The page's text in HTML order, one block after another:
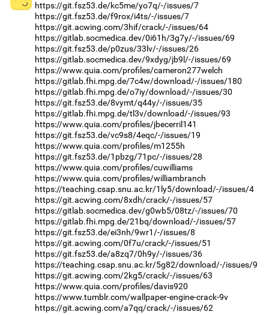
https://git.fsz53.de/kc5me/yo7q/-/issues/7
https://git.fsz53.de/f9rox/i4ts/-/issues/7
https://git.acwing.com/3hif/crack/-/issues/64
https://gitlab.socmedica.dev/0i61h/3g7y/-/issues/69
https://git.fsz53.de/p0zus/33lv/-/issues/26
https://gitlab.socmedica.dev/9xdyg/jb9l/-/issues/69
https://www.quia.com/profiles/cameron277welch
https://gitlab.fhi.mpg.de/7c4w/download/-/issues/180
https://gitlab.fhi.mpg.de/o7iy/download/-/issues/30
https://git.fsz53.de/8vymt/q44y/-/issues/35
https://gitlab.fhi.mpg.de/tl3v/download/-/issues/93
https://www.quia.com/profiles/jbecerril141
https://git.fsz53.de/vc9s8/4eqc/-/issues/19
https://www.quia.com/profiles/m1255h
https://git.fsz53.de/1pbzg/71pc/-/issues/28
https://www.quia.com/profiles/cuwilliams
https://www.quia.com/profiles/williambranch
https://teaching.csap.snu.ac.kr/1ly5/download/-/issues/4
https://git.acwing.com/8xdh/crack/-/issues/57
https://gitlab.socmedica.dev/g0wb5/08tz/-/issues/70
https://gitlab.fhi.mpg.de/21bq/download/-/issues/57
https://git.fsz53.de/ei3nh/9wr1/-/issues/8
https://git.acwing.com/0f7u/crack/-/issues/51
https://git.fsz53.de/a8zq7/0h9y/-/issues/36
https://teaching.csap.snu.ac.kr/5g82/download/-/issues/9
https://git.acwing.com/2kg5/crack/-/issues/63
https://www.quia.com/profiles/davis920
https://www.tumblr.com/wallpaper-engine-crack-9v
https://git.acwing.com/a7qq/crack/-/issues/62